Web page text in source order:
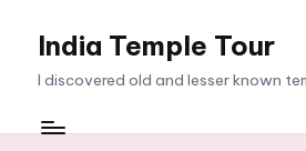
India Temple Tour
I discovered old and lesser known